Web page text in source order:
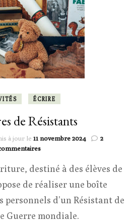
ÉCRIRE
de Résistants
à jour le 11 novembre 2024
2
sur
de
destiné à des élèves de
de réaliser une boîte
personnels d’un Résistant de
Guerre mondiale.